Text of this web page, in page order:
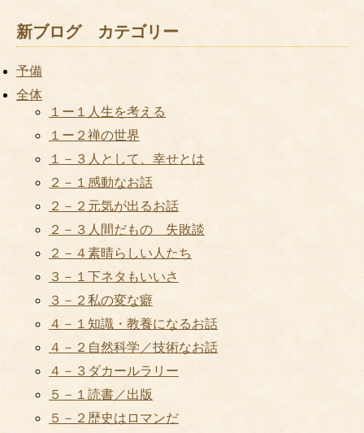
新ブログ カテゴリー
予備
全体
１ー１人生を考える
１ー２禅の世界
１－３人として、幸せとは
２－１感動なお話
２－２元気が出るお話
２－３人間だもの 失敗談
２－４素晴らしい人たち
３－１下ネタもいいさ
３－２私の変な癖
４－１知識・教養になるお話
４－２自然科学／技術なお話
４－３ダカールラリー
５－１読書／出版
５－２歴史はロマンだ